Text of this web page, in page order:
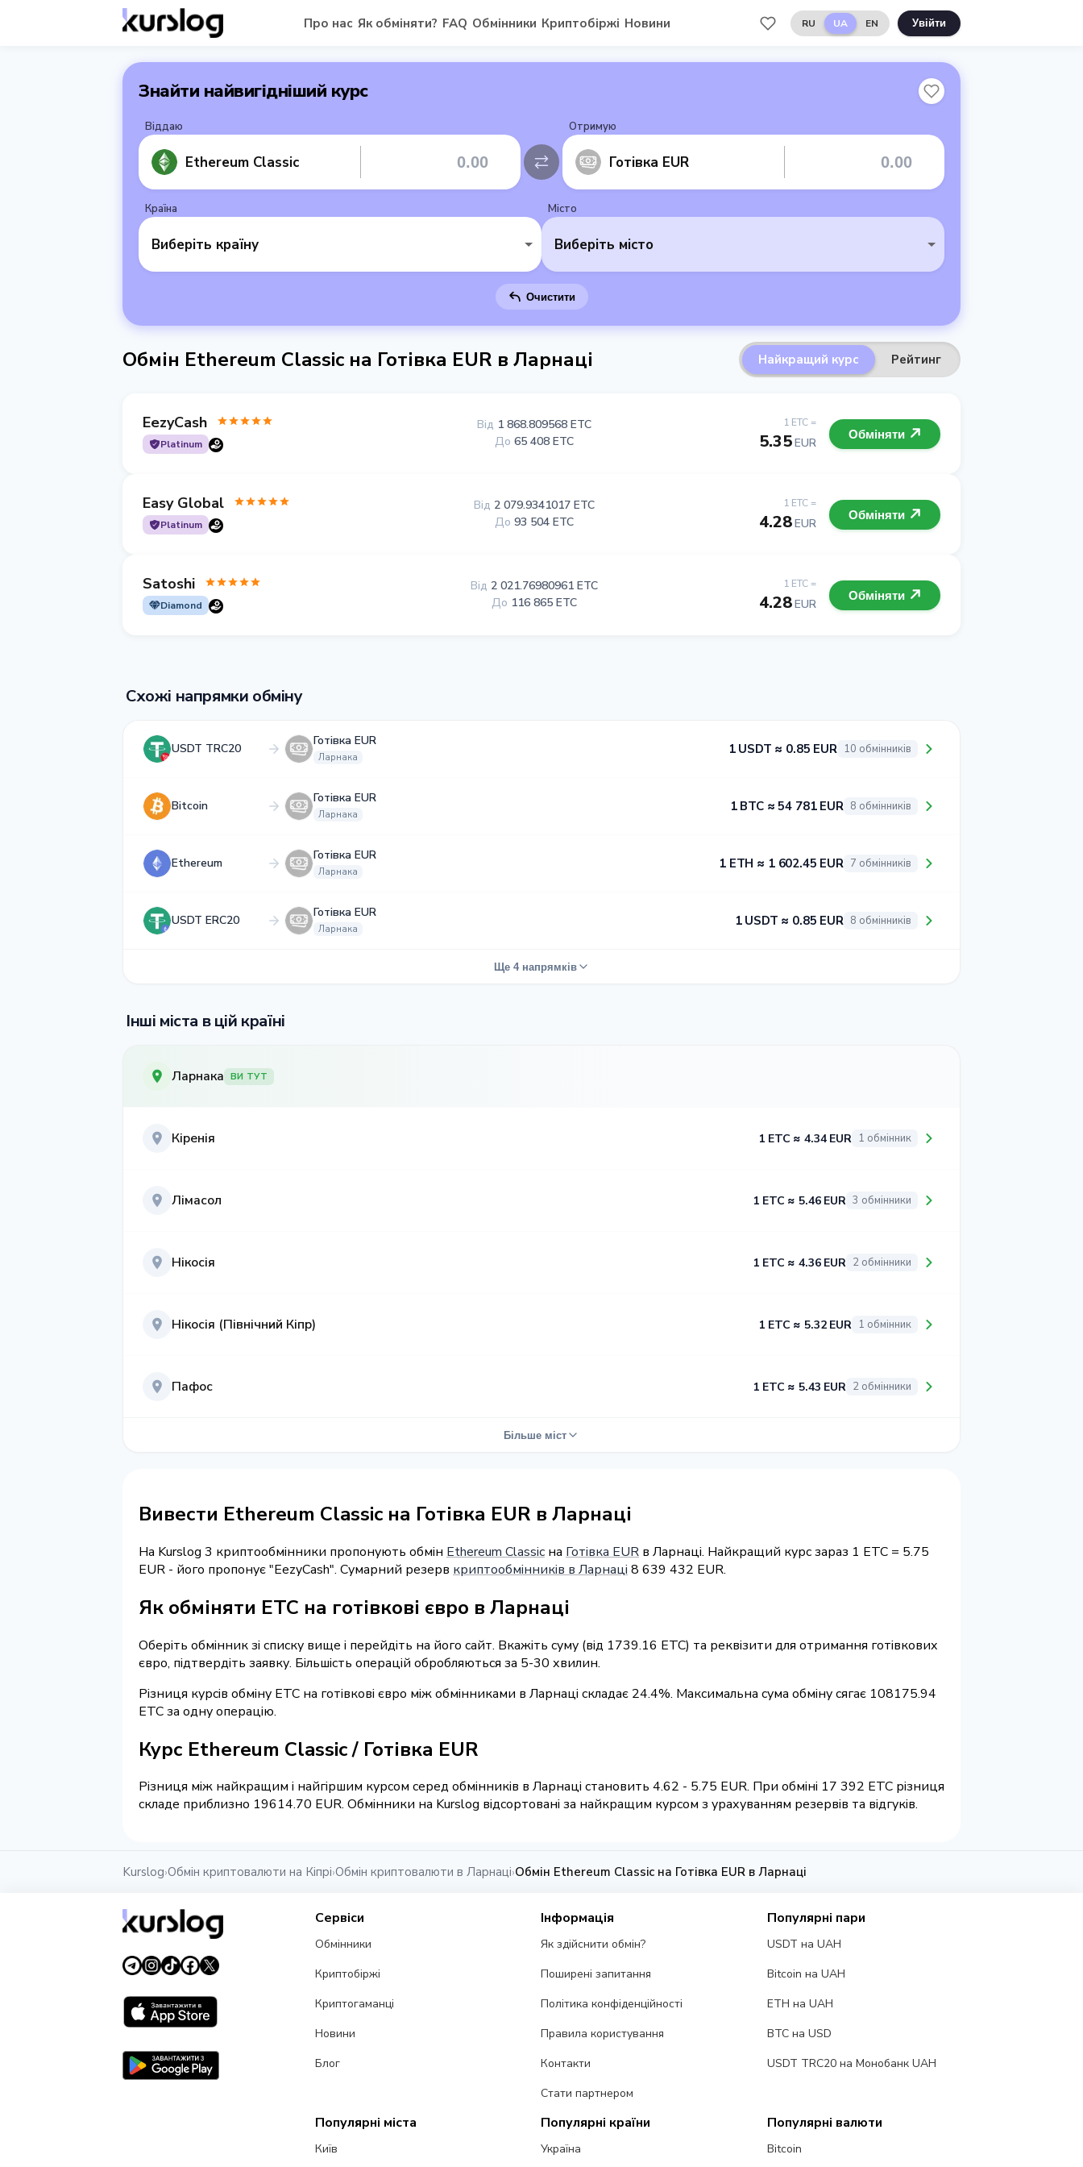
Про нас Як обміняти? FAQ Обмінники Криптобіржі Новини RU UA EN Увійти
Знайти найвигідніший курс
Віддаю
Ethereum Classic
Отримую
Готівка EUR
Країна
Виберіть країну
Місто
Виберіть місто
Очистити
Обмін Ethereum Classic на Готівка EUR в Ларнаці Найкращий курс Рейтинг
EezyCash
Platinum
1 ETC =
5.35EUR
Від 1 868.809568 ETC
До 65 408 ETC Обміняти
Easy Global
Platinum
1 ETC =
4.28EUR
Від 2 079.9341017 ETC
До 93 504 ETC Обміняти
Satoshi
Diamond
1 ETC =
4.28EUR
Від 2 021.76980961 ETC
До 116 865 ETC Обміняти
Схожі напрямки обміну
USDT TRC20
Готівка EUR
Ларнака
1 USDT ≈ 0.85 EUR 10 обмінників
Bitcoin
Готівка EUR
Ларнака
1 BTC ≈ 54 781 EUR 8 обмінників
Ethereum
Готівка EUR
Ларнака
1 ETH ≈ 1 602.45 EUR 7 обмінників
USDT ERC20
Готівка EUR
Ларнака
1 USDT ≈ 0.85 EUR 8 обмінників
Ще 4 напрямків
Інші міста в цій країні
Ларнака ВИ ТУТ
Кіренія 1 ETC ≈ 4.34 EUR 1 обмінник
Лімасол 1 ETC ≈ 5.46 EUR 3 обмінники
Нікосія 1 ETC ≈ 4.36 EUR 2 обмінники
Нікосія (Північний Кіпр) 1 ETC ≈ 5.32 EUR 1 обмінник
Пафос 1 ETC ≈ 5.43 EUR 2 обмінники
Більше міст
Вивести Ethereum Classic на Готівка EUR в Ларнаці
На Kurslog 3 криптообмінники пропонують обмін Ethereum Classic на Готівка EUR в Ларнаці. Найкращий курс зараз 1 ETC = 5.75
EUR - його пропонує "EezyCash". Сумарний резерв криптообмінників в Ларнаці 8 639 432 EUR.
Як обміняти ETC на готівкові євро в Ларнаці
Оберіть обмінник зі списку вище і перейдіть на його сайт. Вкажіть суму (від 1739.16 ETC) та реквізити для отримання готівкових
євро, підтвердіть заявку. Більшість операцій обробляються за 5-30 хвилин.
Різниця курсів обміну ETC на готівкові євро між обмінниками в Ларнаці складає 24.4%. Максимальна сума обміну сягає 108175.94
ETC за одну операцію.
Курс Ethereum Classic / Готівка EUR
Різниця між найкращим і найгіршим курсом серед обмінників в Ларнаці становить 4.62 - 5.75 EUR. При обміні 17 392 ETC різниця
складе приблизно 19614.70 EUR. Обмінники на Kurslog відсортовані за найкращим курсом з урахуванням резервів та відгуків.
Kurslog›Обмін криптовалюти на Кіпрі›Обмін криптовалюти в Ларнаці›Обмін Ethereum Classic на Готівка EUR в Ларнаці
Сервіси
Обмінники
Криптобіржі
Криптогаманці
Новини
Блог
Інформація
Як здійснити обмін?
Поширені запитання
Політика конфіденційності
Правила користування
Контакти
Стати партнером
Популярні пари
USDT на UAH
Bitcoin на UAH
ETH на UAH
BTC на USD
USDT TRC20 на Монобанк UAH
Популярні міста
Київ
Популярні країни
Україна
Популярні валюти
Bitcoin